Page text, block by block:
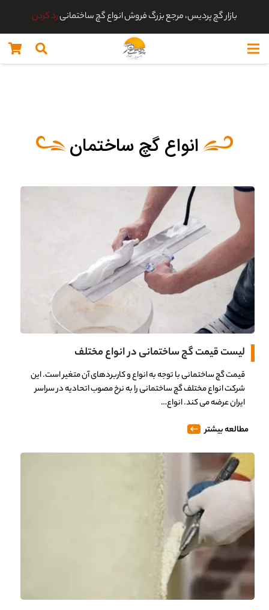
بازار گچ پردیس، مرجع بزرگ فروش انواع گچ ساختمانیرد کردن
انواع گچ ساختمان
لیست قیمت گچ ساختمانی در انواع مختلف
قیمت گچ ساختمانی با توجه به انواع و کاربردهای آن متغیر است. این
شرکت انواع مختلف گچ ساختمانی را به نرخ مصوب اتحادیه در سراسر
ایران عرضه می کند. انواع…
مطالعه بیشتر